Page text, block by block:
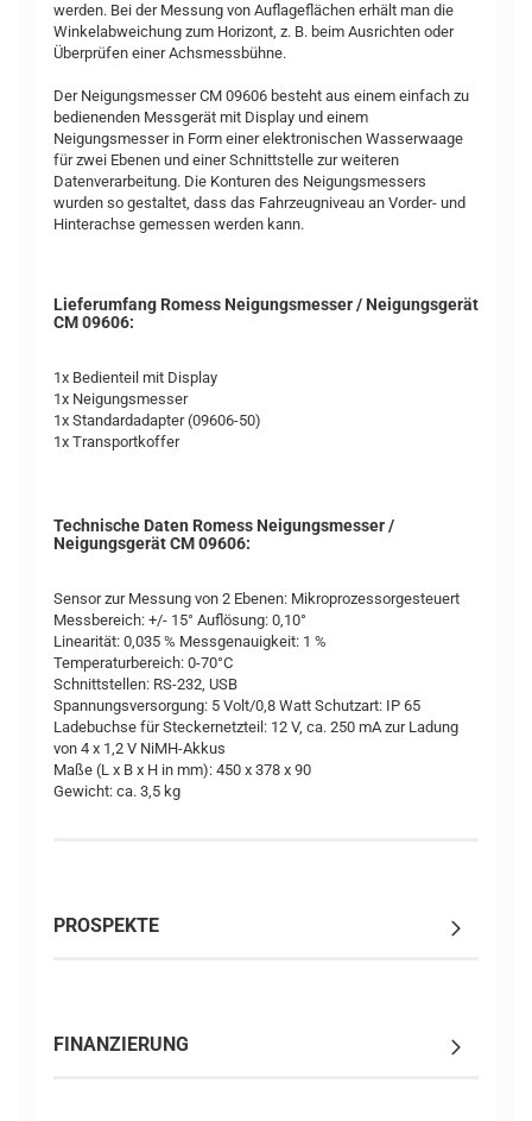
werden. Bei der Messung von Auflageflächen erhält man die
Winkelabweichung zum Horizont, z. B. beim Ausrichten oder
Überprüfen einer Achsmessbühne.
Der Neigungsmesser CM 09606 besteht aus einem einfach zu
bedienenden Messgerät mit Display und einem
Neigungsmesser in Form einer elektronischen Wasserwaage
für zwei Ebenen und einer Schnittstelle zur weiteren
Datenverarbeitung. Die Konturen des Neigungsmessers
wurden so gestaltet, dass das Fahrzeugniveau an Vorder- und
Hinterachse gemessen werden kann.
Lieferumfang Romess Neigungsmesser / Neigungsgerät
CM 09606:
1x Bedienteil mit Display
1x Neigungsmesser
1x Standardadapter (09606-50)
1x Transportkoffer
Technische Daten Romess Neigungsmesser /
Neigungsgerät CM 09606:
Sensor zur Messung von 2 Ebenen: Mikroprozessorgesteuert
Messbereich: +/- 15° Auflösung: 0,10°
Linearität: 0,035 % Messgenauigkeit: 1 %
Temperaturbereich: 0-70°C
Schnittstellen: RS-232, USB
Spannungsversorgung: 5 Volt/0,8 Watt Schutzart: IP 65
Ladebuchse für Steckernetzteil: 12 V, ca. 250 mA zur Ladung
von 4 x 1,2 V NiMH-Akkus
Maße (L x B x H in mm): 450 x 378 x 90
Gewicht: ca. 3,5 kg
PROSPEKTE
FINANZIERUNG